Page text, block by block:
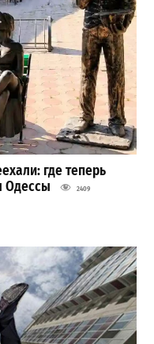
где теперь
Одессы
2409